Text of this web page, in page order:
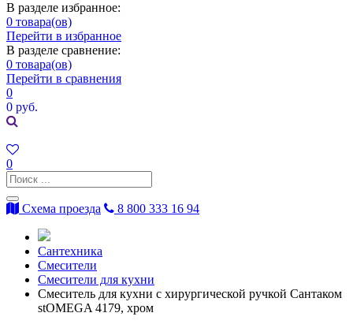
В разделе избранное:
0 товара(ов)
Перейти в избранное
В разделе сравнение:
0 товара(ов)
Перейти в сравнения
0
0 руб.
0
Схема проезда 8 800 333 16 94
Сантехника
Смесители
Смесители для кухни
Смеситель для кухни с хирургической ручкой Сантаком
stOMEGA 4179, хром